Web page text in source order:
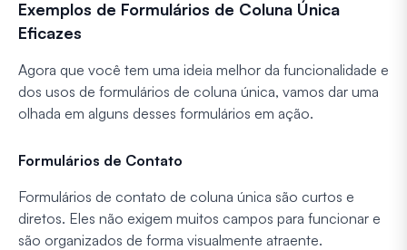
Exemplos de Formulários de Coluna Única
Eficazes
Agora que você tem uma ideia melhor da funcionalidade e
dos usos de formulários de coluna única, vamos dar uma
olhada em alguns desses formulários em ação.
Formulários de Contato
Formulários de contato de coluna única são curtos e
diretos. Eles não exigem muitos campos para funcionar e
são organizados de forma visualmente atraente.